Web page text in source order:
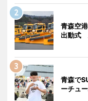
青森空
出動式
青森で
ーチュ